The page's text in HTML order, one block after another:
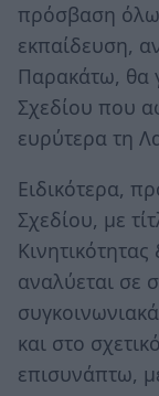
πρόσβαση
εκπαίδευση,
Παρακάτω, θα
Σχεδίου που
ευρύτερα τη
Eιδικότερα,
Σχεδίου, με
αναλύεται σε
και στο
επισυνάπτω,